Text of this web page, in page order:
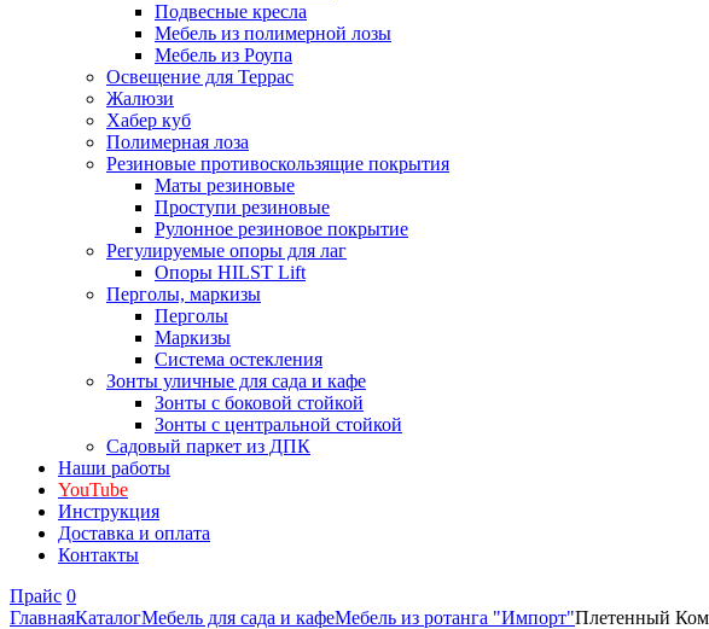
Подвесные кресла
Мебель из полимерной лозы
Мебель из Роупа
Освещение для Террас
Жалюзи
Хабер куб
Полимерная лоза
Резиновые противоскользящие покрытия
Маты резиновые
Проступи резиновые
Рулонное резиновое покрытие
Регулируемые опоры для лаг
Опоры HILST Lift
Перголы, маркизы
Перголы
Маркизы
Система остекления
Зонты уличные для сада и кафе
Зонты с боковой стойкой
Зонты с центральной стойкой
Садовый паркет из ДПК
Наши работы
YouTube
Инструкция
Доставка и оплата
Контакты
Прайс 0
ГлавнаяКаталогМебель для сада и кафеМебель из ротанга "Импорт"Плетенный